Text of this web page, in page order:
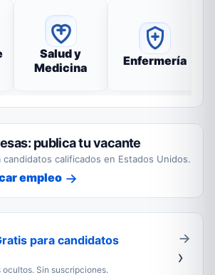
Salud y
Medicina
Enfermería
publica tu vacante
candidatos calificados en Estados Unidos.
empleo
para candidatos
ocultos. Sin suscripciones.